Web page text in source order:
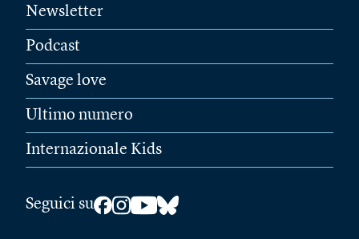
Newsletter
Podcast
Savage love
Ultimo numero
Internazionale Kids
Seguici su